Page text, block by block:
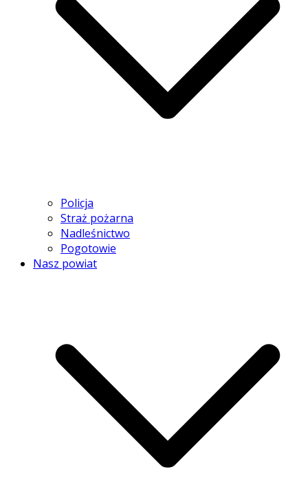
Policja
Straż pożarna
Nadleśnictwo
Pogotowie
Nasz powiat